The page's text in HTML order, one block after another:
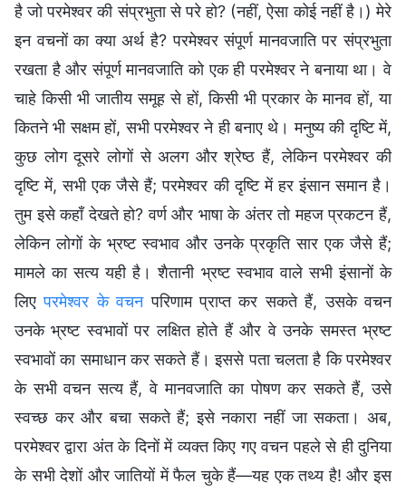
है जो परमेश्वर की संप्रभुता से परे हो? (नहीं, ऐसा कोई नहीं है।) मेरे
इन वचनों का क्या अर्थ है? परमेश्वर संपूर्ण मानवजाति पर संप्रभुता
रखता है और संपूर्ण मानवजाति को एक ही परमेश्वर ने बनाया था। वे
चाहे किसी भी जातीय समूह से हों, किसी भी प्रकार के मानव हों, या
कितने भी सक्षम हों, सभी परमेश्वर ने ही बनाए थे। मनुष्य की दृष्टि में,
कुछ लोग दूसरे लोगों से अलग और श्रेष्ठ हैं, लेकिन परमेश्वर की
दृष्टि में, सभी एक जैसे हैं; परमेश्वर की दृष्टि में हर इंसान समान है।
तुम इसे कहाँ देखते हो? वर्ण और भाषा के अंतर तो महज प्रकटन हैं,
लेकिन लोगों के भ्रष्ट स्वभाव और उनके प्रकृति सार एक जैसे हैं;
मामले का सत्य यही है। शैतानी भ्रष्ट स्वभाव वाले सभी इंसानों के
लिएपरमेश्वर के वचनपरिणाम प्राप्त कर सकते हैं, उसके वचन
उनके भ्रष्ट स्वभावों पर लक्षित होते हैं और वे उनके समस्त भ्रष्ट
स्वभावों का समाधान कर सकते हैं। इससे पता चलता है कि परमेश्वर
के सभी वचन सत्य हैं, वे मानवजाति का पोषण कर सकते हैं, उसे
स्वच्छ कर और बचा सकते हैं; इसे नकारा नहीं जा सकता। अब,
परमेश्वर द्वारा अंत के दिनों में व्यक्त किए गए वचन पहले से ही दुनिया
के सभी देशों और जातियों में फैल चुके हैं—यह एक तथ्य है! और इस